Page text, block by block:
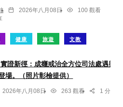
2026年八月08日
100 觀看
健康 旅遊 文教
證新徑：成癮戒治全方位司法處遇與跨
場。（照片彰檢提供）
2026年八月08日 263 觀看 1 分享